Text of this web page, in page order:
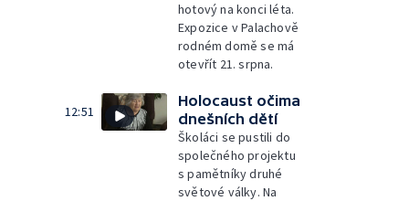
hotový na konci léta.
Expozice v Palachově
rodném domě se má
otevřít 21. srpna.
12:51
Holocaust očima
dnešních dětí
Školáci se pustili do
společného projektu
s pamětníky druhé
světové války. Na